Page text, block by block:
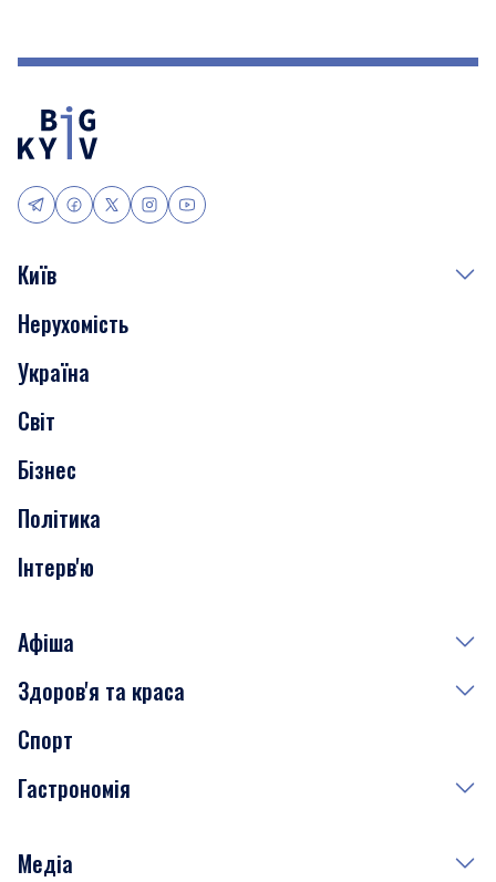
Київ
Події
Скандали
Нерухомість
Транспорт
Нерухомість
Україна
Світ
Бізнес
Політика
Інтерв'ю
Афіша
Сьогодні
Завтра
Субота
Здоров'я та краса
Медицина
Краса
Спорт
Гастрономія
Рецепти
Медіа